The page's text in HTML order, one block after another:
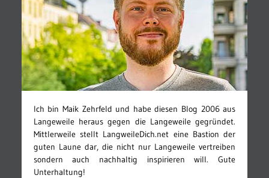
Ich bin Maik Zehrfeld und habe diesen Blog 2006 aus
Langeweile heraus gegen die Langeweile gegründet.
Mittlerweile stellt LangweileDich.net eine Bastion der
guten Laune dar, die nicht nur Langeweile vertreiben
sondern auch nachhaltig inspirieren will. Gute
Unterhaltung!